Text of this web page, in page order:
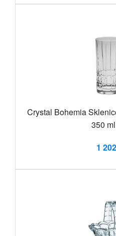
Crystal Bohemia
350
1